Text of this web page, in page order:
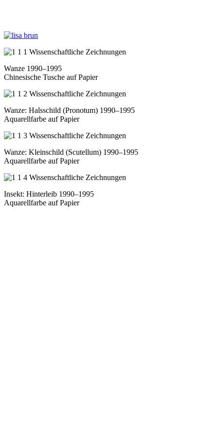
Wanze 1990–1995
Chinesische Tusche auf Papier
Wanze: Halsschild (Pronotum) 1990–1995
Aquarellfarbe auf Papier
Wanze: Kleinschild (Scutellum) 1990–1995
Aquarellfarbe auf Papier
Insekt: Hinterleib 1990–1995
Aquarellfarbe auf Papier